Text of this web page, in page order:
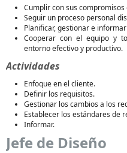
Cumplir con sus
Seguir un proceso personal
Planificar, gestionar e
Cooperar con el equipo y
entorno efectivo y productivo.
Actividades
Enfoque en el cliente.
Definir los requisitos.
Gestionar los cambios a los
Establecer los estándares de
Informar.
Jefe de Diseño